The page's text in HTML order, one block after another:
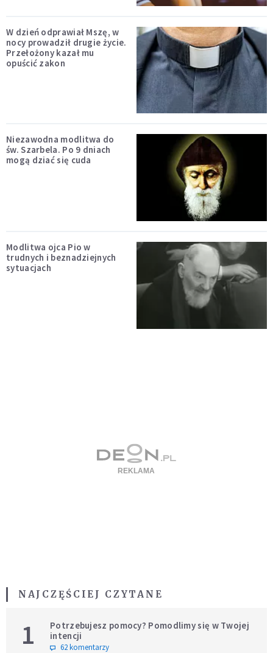
W dzień odprawiał Mszę, w
nocy prowadził drugie życie.
Przełożony kazał mu
opuścić zakon
Niezawodna modlitwa do
św. Szarbela. Po 9 dniach
mogą dziać się cuda
Modlitwa ojca Pio w
trudnych i beznadziejnych
sytuacjach
NAJCZĘŚCIEJ CZYTANE
1
Potrzebujesz pomocy? Pomodlimy się w Twojej
intencji
62 komentarzy